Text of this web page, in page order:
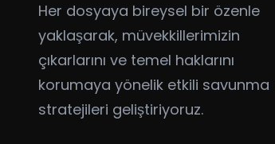
Her dosyaya bireysel bir özenle
yaklaşarak, müvekkillerimizin
çıkarlarını ve temel haklarını
korumaya yönelik etkili savunma
stratejileri geliştiriyoruz.